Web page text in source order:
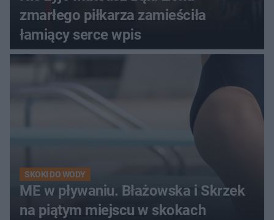
zmarłego piłkarza zamieściła
łamiący serce wpis
SKOKI DO WODY
ME w pływaniu. Błażowska i Skrzek
na piątym miejscu w skokach